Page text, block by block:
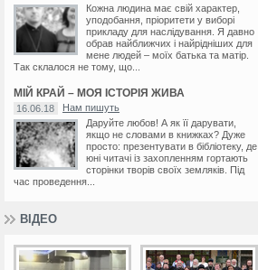
Кожна людина має свій характер,
уподобання, пріоритети у виборі
прикладу для наслідування. Я давно
обрав найближчих і найрідніших для
мене людей – моїх батька та матір.
Так склалося не тому, що...
МІЙ КРАЙ – МОЯ ІСТОРІЯ ЖИВА
16.06.18
Нам пишуть
Даруйте любов! А як її дарувати,
якщо не словами в книжках? Дуже
просто: презентувати в бібліотеку, де
юні читачі із захопленням гортають
сторінки творів своїх земляків. Під
час проведення...
ВІДЕО